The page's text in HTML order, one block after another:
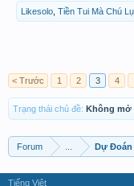
Likesolo Tiền Tui Mà Chú
< Trước
1 2 3 4
Trạng thái chủ đề: Không mở
Forum Dự Đoán
Tiếng Việt